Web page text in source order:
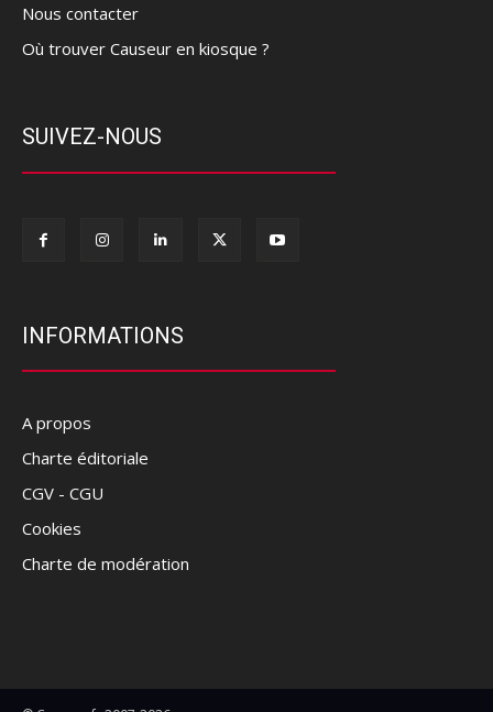
Nous contacter
Où trouver Causeur en kiosque ?
SUIVEZ-NOUS
INFORMATIONS
A propos
Charte éditoriale
CGV - CGU
Cookies
Charte de modération